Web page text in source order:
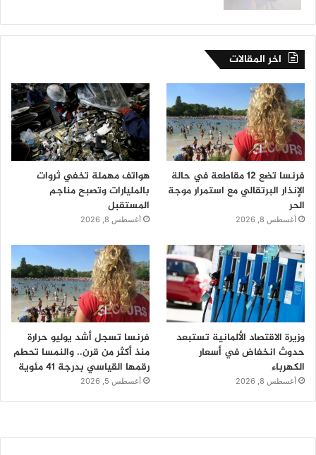
اخر المقالات
فرنسا تضع 12 مقاطعة في حالة
الإنذار البرتقالي مع استمرار موجة
الحر
أغسطس 8, 2026
هواتف مهملة تخفي ثروات
بالمليارات وتصبح مناجم
المستقبل
أغسطس 8, 2026
وزيرة الاقتصاد الألمانية تستبعد
حدوث انخفاض في أسعار
الكهرباء
أغسطس 8, 2026
فرنسا تسجل أشد يوليو حرارة
منذ أكثر من قرن.. والنمسا تحطم
رقمها القياسي بدرجة 41 مئوية
أغسطس 5, 2026